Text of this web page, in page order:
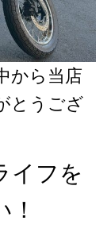
から当店
とうござ
イフを